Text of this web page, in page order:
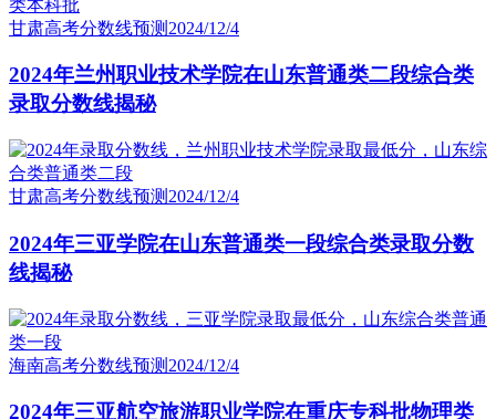
甘肃高考分数线预测 2024/12/4
2024年兰州职业技术学院在山东普通类二段综合类
录取分数线揭秘
甘肃高考分数线预测 2024/12/4
2024年三亚学院在山东普通类一段综合类录取分数
线揭秘
海南高考分数线预测 2024/12/4
2024年三亚航空旅游职业学院在重庆专科批物理类